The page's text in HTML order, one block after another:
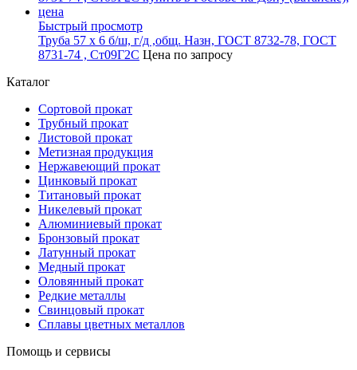
Быстрый просмотр
Труба 57 х 6 б/ш, г/д ,общ. Назн, ГОСТ 8732-78, ГОСТ
8731-74 , Ст09Г2С Цена по запросу
Каталог
Сортовой прокат
Трубный прокат
Листовой прокат
Метизная продукция
Нержавеющий прокат
Цинковый прокат
Титановый прокат
Никелевый прокат
Алюминиевый прокат
Бронзовый прокат
Латунный прокат
Медный прокат
Оловянный прокат
Редкие металлы
Свинцовый прокат
Сплавы цветных металлов
Помощь и сервисы